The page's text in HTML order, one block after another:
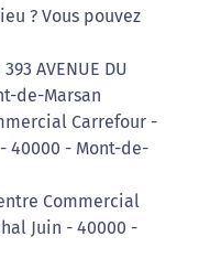
? Vous pouvez
AVENUE DU
de-Marsan
Carrefour -
40000 - Mont-de-
Commercial
Juin - 40000 -